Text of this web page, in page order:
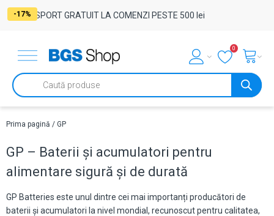
TRANSPORT GRATUIT LA COMENZI PESTE 500 lei
0
Products
search
Prima pagină / GP
GP – Baterii și acumulatori pentru
alimentare sigură și de durată
GP Batteries este unul dintre cei mai importanți producători de
baterii și acumulatori la nivel mondial, recunoscut pentru calitatea,
-17%